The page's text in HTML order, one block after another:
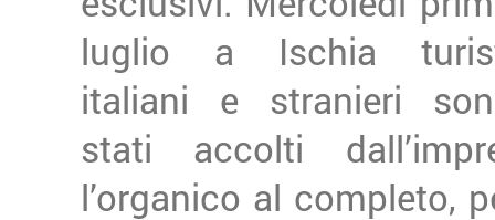
luglio a Ischia
italiani e stranieri
stati accolti
l’organico al completo,